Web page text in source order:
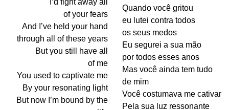
I’d fight away all
of your fears
And I’ve held your hand
through all of these years
But you still have all
of me
You used to captivate me
By your resonating light
But now I’m bound by the
Quando você gritou
eu lutei contra todos
os seus medos
Eu segurei a sua mão
por todos esses anos
Mas você ainda tem tudo
de mim
Você costumava me cativar
Pela sua luz ressonante